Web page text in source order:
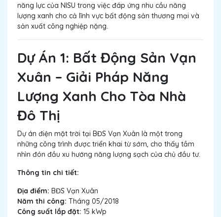
năng lực của NISU trong việc đáp ứng nhu cầu năng
lượng xanh cho cả lĩnh vực bất động sản thương mại và
sản xuất công nghiệp nặng.
Dự Án 1: Bất Động Sản Vạn
Xuân – Giải Pháp Năng
Lượng Xanh Cho Tòa Nhà
Đô Thị
Dự án điện mặt trời tại BĐS Vạn Xuân là một trong
những công trình được triển khai từ sớm, cho thấy tầm
nhìn đón đầu xu hướng năng lượng sạch của chủ đầu tư.
Thông tin chi tiết:
Địa điểm: BĐS Vạn Xuân
Năm thi công: Tháng 05/2018
Công suất lắp đặt: 15 kWp